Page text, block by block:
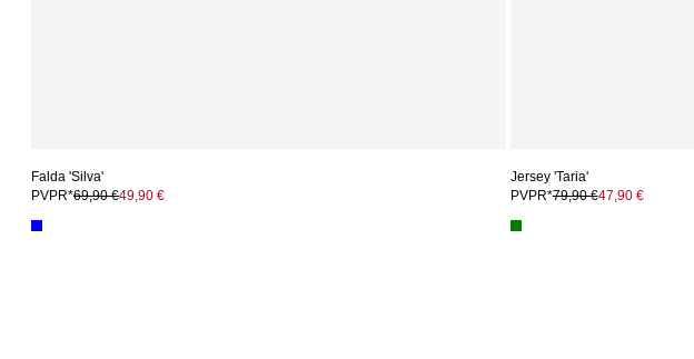
Falda 'Silva'
PVPR*69,90 €49,90 €
Jersey 'Taria'
PVPR*79,90 €47,90 €